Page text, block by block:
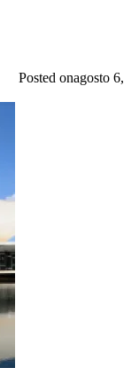
Posted onagosto 6,